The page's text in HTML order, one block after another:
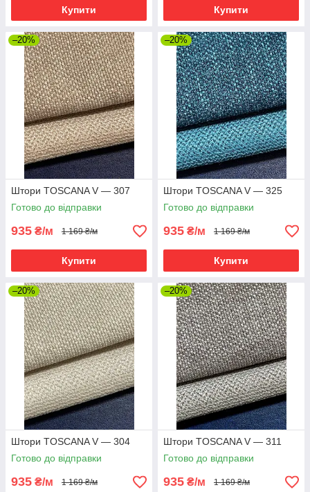
Купити Купити
–20%
Штори TOSCANA V — 307
Готово до відправки
935 ₴/м 1 169 ₴/м
Купити
–20%
Штори TOSCANA V — 325
Готово до відправки
935 ₴/м 1 169 ₴/м
Купити
–20%
Штори TOSCANA V — 304
Готово до відправки
935 ₴/м 1 169 ₴/м
–20%
Штори TOSCANA V — 311
Готово до відправки
935 ₴/м 1 169 ₴/м